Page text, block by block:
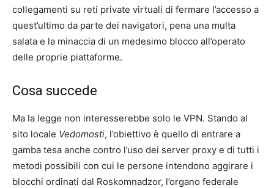
collegamenti su reti private virtuali di fermare l’accesso a
quest’ultimo da parte dei navigatori, pena una multa
salata e la minaccia di un medesimo blocco all’operato
delle proprie piattaforme.
Cosa succede
Ma la legge non interesserebbe solo le VPN. Stando al
sito locale Vedomosti, l’obiettivo è quello di entrare a
gamba tesa anche contro l’uso dei server proxy e di tutti i
metodi possibili con cui le persone intendono aggirare i
blocchi ordinati dal Roskomnadzor, l’organo federale